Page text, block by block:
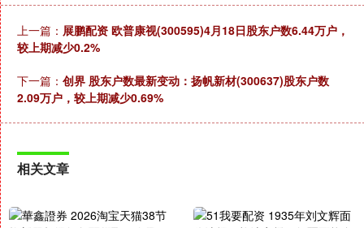
上一篇： 展鹏配资 欧普康视(300595)4月18日股东户数6.44万户，
较上期减少0.2%
下一篇： 创界 股东户数最新变动：扬帆新材(300637)股东户数
2.09万户，较上期减少0.69%
相关文章